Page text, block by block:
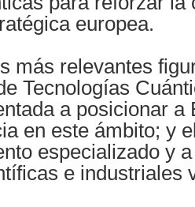
europea.
más relevantes
Tecnologías
a posicionar a
en este ámbito; y
especializado y
e industriales